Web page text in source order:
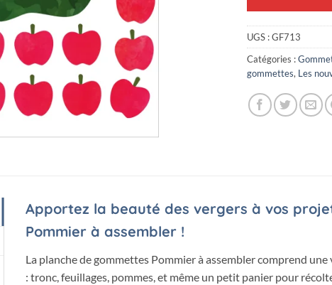
UGS :GF713
Catégories :
gommettes, Les
Apportez la beauté des vergers à vos
Pommier à assembler !
La planche de gommettes Pommier à assembler comprend
: tronc, feuillages, pommes, et même un petit panier pour